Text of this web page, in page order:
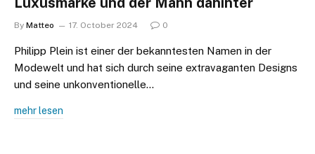
By Matteo 17. October 2024 0
Philipp Plein ist einer der bekanntesten Namen in der
Modewelt und hat sich durch seine extravaganten Designs
und seine unkonventionelle…
mehr lesen